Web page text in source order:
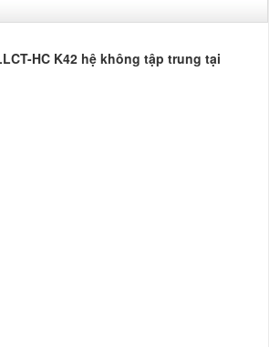
HC K42 hệ không tập trung tại